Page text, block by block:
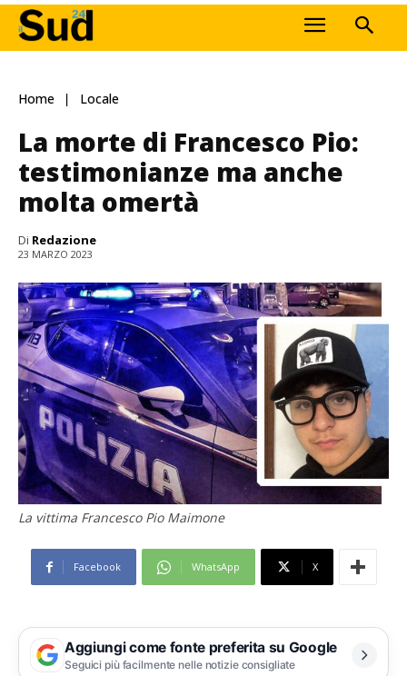
Home Locale
La morte di Francesco Pio:
testimonianze ma anche
molta omertà
Di Redazione
23 MARZO 2023
La vittima Francesco Pio Maimone
Facebook WhatsApp X
Aggiungi come fonte preferita su Google
Seguici più facilmente nelle notizie consigliate